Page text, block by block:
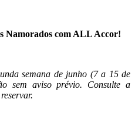
Namorados com ALL Accor!
semana de junho (7 a 15 de
sem aviso prévio. Consulte a